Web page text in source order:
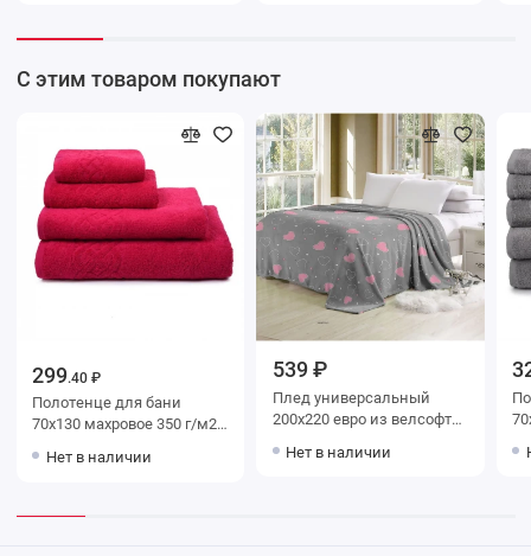
С этим товаром покупают
299.40 ₽
Полотенце для бани
70х130 махровое 350 г/м2
мануфактура
Нет в наличии
539 ₽
Плед универсальный
200х220 евро из велсофта
Орионтекс
Нет в наличии
70х130